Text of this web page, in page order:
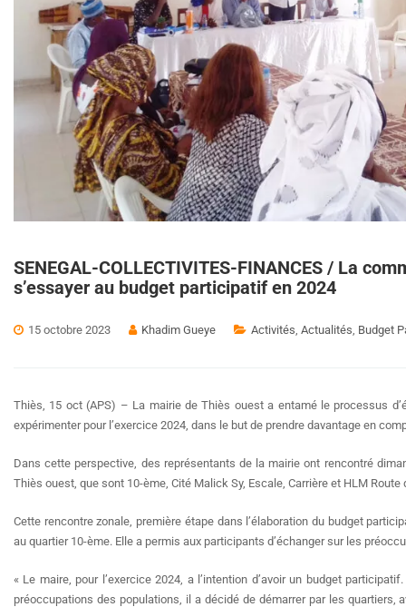
SENEGAL-COLLECTIVITES-FINANCES / La
s’essayer au budget participatif en 2024
15 octobre 2023 Khadim Gueye Activités Actualités Budget
Thiès, 15 oct (APS) – La mairie de Thiès ouest a entamé le processus
expérimenter pour l’exercice 2024, dans le but de prendre davantage en
Dans cette perspective, des représentants de la mairie ont rencontré
Thiès ouest, que sont 10-ème, Cité Malick Sy, Escale, Carrière et HLM Route
Cette rencontre zonale, première étape dans l’élaboration du budget
au quartier 10-ème. Elle a permis aux participants d’échanger sur les
« Le maire, pour l’exercice 2024, a l’intention d’avoir un budget
préoccupations des populations, il a décidé de démarrer par les quartiers,